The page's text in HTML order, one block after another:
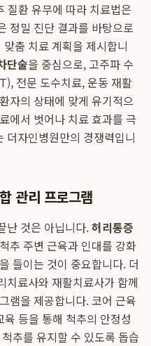
질환 유무에 따라 치료법은
정밀 진단 결과를 바탕으로
춤 치료 계획을 제시합니
단술을 중심으로, 고주파 수
전문 도수치료, 운동 재활
자의 상태에 맞게 유기적으
에서 벗어나 치료 효과를 극
더자인병원만의 경쟁력입니
관리 프로그램
난 것은 아닙니다.허리통증
추 주변 근육과 인대를 강화
들이는 것이 중요합니다. 더
치료사와 재활치료사가 함께
램을 제공합니다. 코어 근육
등을 통해 척추의 안정성
추를 유지할 수 있도록 돕습